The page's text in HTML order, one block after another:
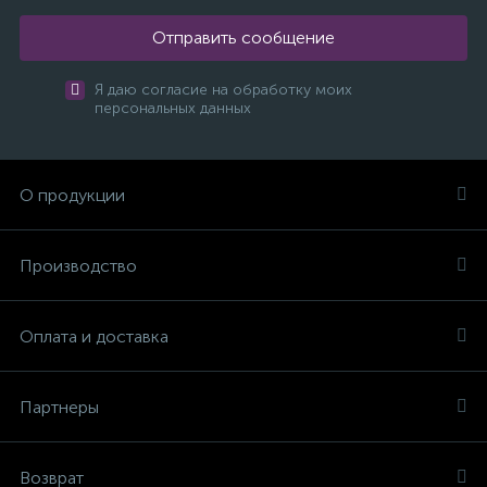
Отправить сообщение
Я даю согласие на обработку моих
персональных данных
О продукции
Производство
Оплата и доставка
Партнеры
Возврат